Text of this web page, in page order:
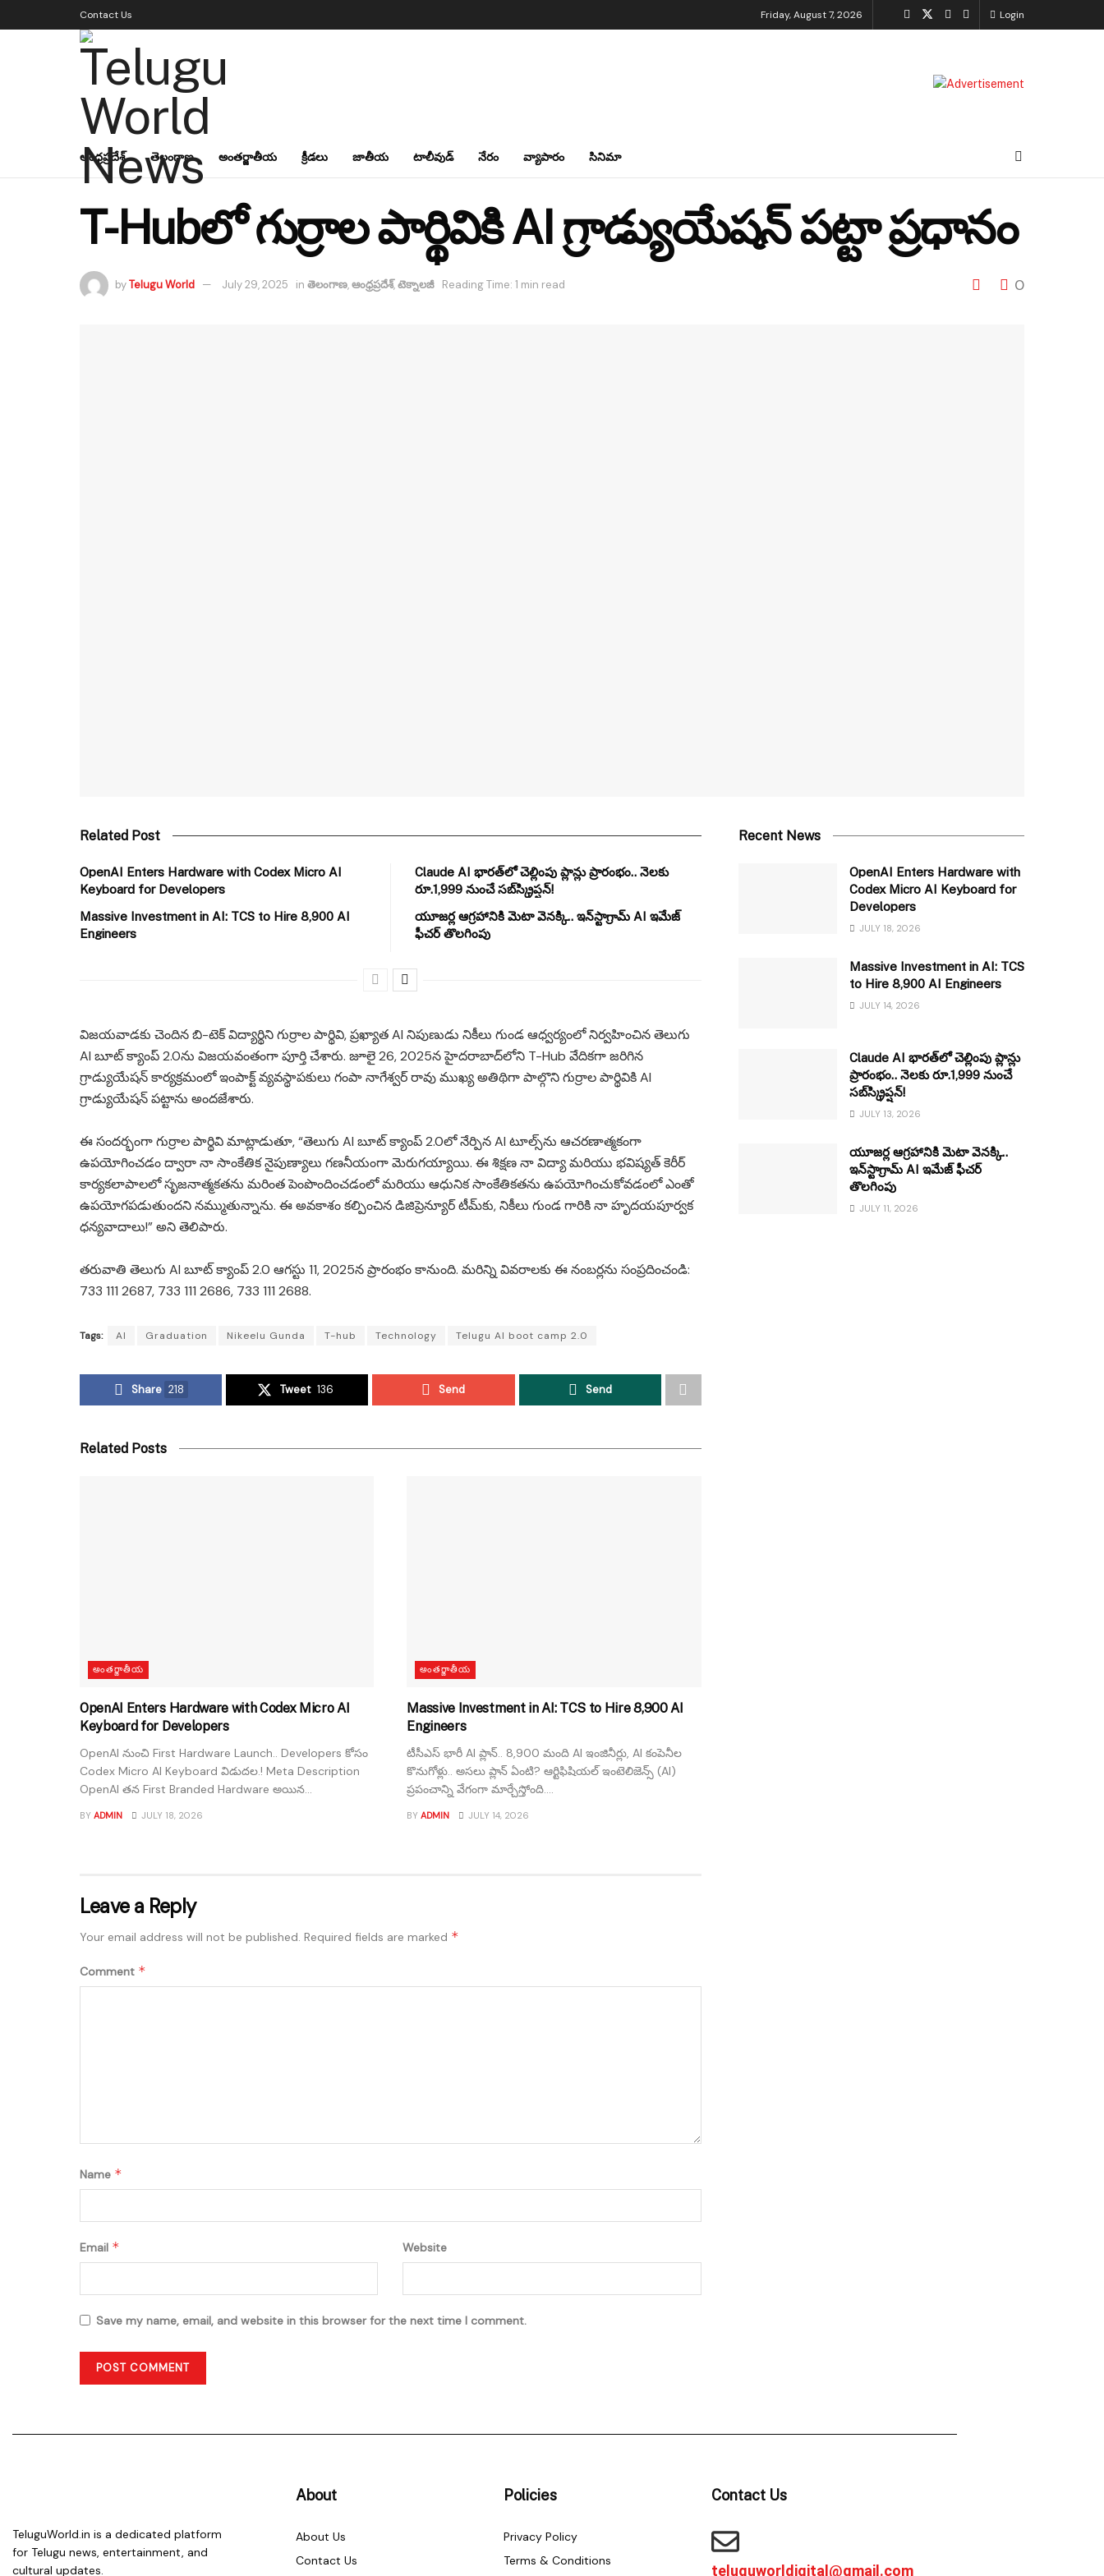
Contact Us Friday, August 7, 2026 Login
ఆంధ్రప్రదేశ్ తెలంగాణ అంతర్జాతీయ క్రీడలు జాతీయ టాలీవుడ్ నేరం వ్యాపారం సినిమా
T-Hubలో గుర్రాల పార్థివికి AI గ్రాడ్యుయేషన్ పట్టా ప్రధానం
byTelugu World July 29, 2025 in తెలంగాణ,ఆంధ్రప్రదేశ్,టెక్నాలజీ Reading Time: 1 min read 0
Related Post
OpenAI Enters Hardware with Codex Micro AI
Keyboard for Developers
Massive Investment in AI: TCS to Hire 8,900 AI
Engineers
Claude AI భారత్‌లో చెల్లింపు ప్లాన్లు ప్రారంభం.. నెలకు
రూ.1,999 నుంచే సబ్‌స్క్రిప్షన్!
యూజర్ల ఆగ్రహానికి మెటా వెనక్కి.. ఇన్‌స్టాగ్రామ్ AI ఇమేజ్
ఫీచర్ తొలగింపు
విజయవాడకు చెందిన బి-టెక్ విద్యార్థిని గుర్రాల పార్థివి, ప్రఖ్యాత AI నిపుణుడు నికీలు గుండ ఆధ్వర్యంలో నిర్వహించిన తెలుగు
AI బూట్ క్యాంప్ 2.0ను విజయవంతంగా పూర్తి చేశారు. జూలై 26, 2025న హైదరాబాద్‌లోని T-Hub వేదికగా జరిగిన
గ్రాడ్యుయేషన్ కార్యక్రమంలో ఇంపాక్ట్ వ్యవస్థాపకులు గంపా నాగేశ్వర్ రావు ముఖ్య అతిథిగా పాల్గొని గుర్రాల పార్థివికి AI
గ్రాడ్యుయేషన్ పట్టాను అందజేశారు.
ఈ సందర్భంగా గుర్రాల పార్థివి మాట్లాడుతూ, “తెలుగు AI బూట్ క్యాంప్ 2.0లో నేర్పిన AI టూల్స్‌ను ఆచరణాత్మకంగా
ఉపయోగించడం ద్వారా నా సాంకేతిక నైపుణ్యాలు గణనీయంగా మెరుగయ్యాయి. ఈ శిక్షణ నా విద్యా మరియు భవిష్యత్ కెరీర్
కార్యకలాపాలలో సృజనాత్మకతను మరింత పెంపొందించడంలో మరియు ఆధునిక సాంకేతికతను ఉపయోగించుకోవడంలో ఎంతో
ఉపయోగపడుతుందని నమ్ముతున్నాను. ఈ అవకాశం కల్పించిన డిజిప్రెన్యూర్ టీమ్‌కు, నికీలు గుండ గారికి నా హృదయపూర్వక
ధన్యవాదాలు!” అని తెలిపారు.
తరువాతి తెలుగు AI బూట్ క్యాంప్ 2.0 ఆగస్టు 11, 2025న ప్రారంభం కానుంది. మరిన్ని వివరాలకు ఈ నంబర్లను సంప్రదించండి:
733 111 2687, 733 111 2686, 733 111 2688.
Tags: AI Graduation Nikeelu Gunda T-hub Technology Telugu AI boot camp 2.0
Share 218 Tweet 136 Send Send
Related Posts
అంతర్జాతీయ
OpenAI Enters Hardware with Codex Micro AI
Keyboard for Developers
OpenAI నుంచి First Hardware Launch.. Developers కోసం
Codex Micro AI Keyboard విడుదల.! Meta Description
OpenAI తన First Branded Hardware అయిన...
BY ADMIN JULY 18, 2026
అంతర్జాతీయ
Massive Investment in AI: TCS to Hire 8,900 AI
Engineers
టీసీఎస్ భారీ AI ప్లాన్.. 8,900 మంది AI ఇంజినీర్లు, AI కంపెనీల
కొనుగోళ్లు.. అసలు ప్లాన్ ఏంటి? ఆర్టిఫిషియల్ ఇంటెలిజెన్స్ (AI)
ప్రపంచాన్ని వేగంగా మార్చేస్తోంది....
BY ADMIN JULY 14, 2026
Leave a Reply
Your email address will not be published. Required fields are marked *
Comment *
Name *
Email * Website
Save my name, email, and website in this browser for the next time I comment.
Recent News
OpenAI Enters Hardware with
Codex Micro AI Keyboard for
Developers
JULY 18, 2026
Massive Investment in AI: TCS
to Hire 8,900 AI Engineers
JULY 14, 2026
Claude AI భారత్‌లో చెల్లింపు ప్లాన్లు
ప్రారంభం.. నెలకు రూ.1,999 నుంచే
సబ్‌స్క్రిప్షన్!
JULY 13, 2026
యూజర్ల ఆగ్రహానికి మెటా వెనక్కి..
ఇన్‌స్టాగ్రామ్ AI ఇమేజ్ ఫీచర్
తొలగింపు
JULY 11, 2026
TeluguWorld.in is a dedicated platform
for Telugu news, entertainment, and
cultural updates.
About
About Us
Contact Us
Policies
Privacy Policy
Terms & Conditions
Contact Us
teluguworldigital@gmail.com